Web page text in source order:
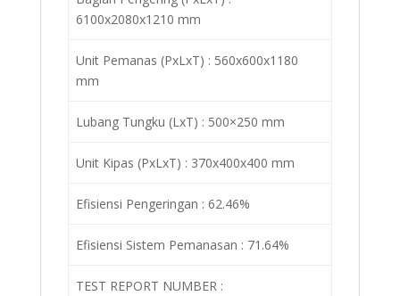
6100x2080x1210 mm
Unit Pemanas (PxLxT) : 560x600x1180
mm
Lubang Tungku (LxT) : 500×250 mm
Unit Kipas (PxLxT) : 370x400x400 mm
Efisiensi Pengeringan : 62.46%
Efisiensi Sistem Pemanasan : 71.64%
TEST REPORT NUMBER :